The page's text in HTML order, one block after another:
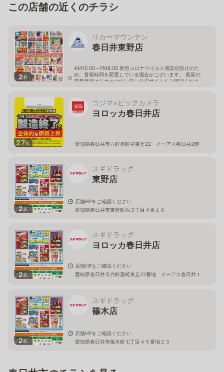
この店舗の近くのチラシ
2枚
リカーマウンテン
春日井東野店
AM10:00～PM8:00 新型コロナウイルス感染症防止のた
め、営業時間を変更している場合がございます。 最新の
営業状況はリカーマウンテン公式サイトをご確認くださ
27枚
コジマ×ビックカメラ
ヨロッカ春日井店
愛知県春日井市六軒屋町字東丘22 イーアス春日井2階
2枚
スギドラッグ
東野店
店舗HPをご確認ください
愛知県春日井市東野町西３丁目４番１０
2枚
スギドラッグ
ヨロッカ春日井店
店舗HPをご確認ください
愛知県春日井市六軒屋町東丘22番地 イーアス春日井１
階
2枚
スギドラッグ
篠木店
店舗HPをご確認ください
愛知県春日井市篠木町七丁目４５番地２３